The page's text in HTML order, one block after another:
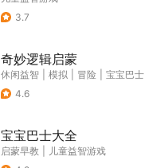
3.7
奇妙逻辑启蒙
休闲益智 模拟 冒险
宝宝巴士
4.6
宝宝巴士大全
启蒙早教
儿童益智游戏